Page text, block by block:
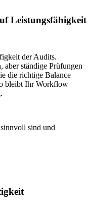
Leistungsfähigkeit
der Audits.
aber ständige Prüfungen
die richtige Balance
bleibt Ihr Workflow
sind und